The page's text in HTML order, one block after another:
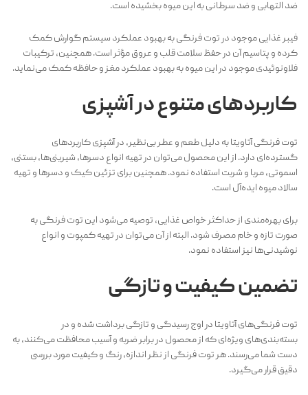
ضد التهابی و ضد سرطانی به این میوه بخشیده است.
فیبر غذایی موجود در توت فرنگی به بهبود عملکرد سیستم گوارش کمک
کرده و پتاسیم آن در حفظ سلامت قلب و عروق مؤثر است. همچنین، ترکیبات
فلاونوئیدی موجود در این میوه به بهبود عملکرد مغز و حافظه کمک می‌نماید.
کاربردهای متنوع در آشپزی
توت فرنگی آتاویتا به دلیل طعم و عطر بی‌نظیر، در آشپزی کاربردهای
گسترده‌ای دارد. از این محصول می‌توان در تهیه انواع دسرها، شیرینی‌ها، بستنی،
اسموتی، مربا و شربت استفاده نمود. همچنین برای تزئین کیک و دسرها و تهیه
سالاد میوه ایده‌آل است.
برای بهره‌مندی از حداکثر خواص غذایی، توصیه می‌شود این توت فرنگی به
صورت تازه و خام مصرف شود. البته از آن می‌توان در تهیه کمپوت و انواع
نوشیدنی‌ها نیز استفاده نمود.
تضمین کیفیت و تازگی
توت فرنگی‌های آتاویتا در اوج رسیدگی و تازگی برداشت شده و در
بسته‌بندی‌های ویژه‌ای که از محصول در برابر ضربه و آسیب محافظت می‌کنند، به
دست شما می‌رسند. هر توت فرنگی از نظر اندازه، رنگ و کیفیت مورد بررسی
دقیق قرار می‌گیرد.